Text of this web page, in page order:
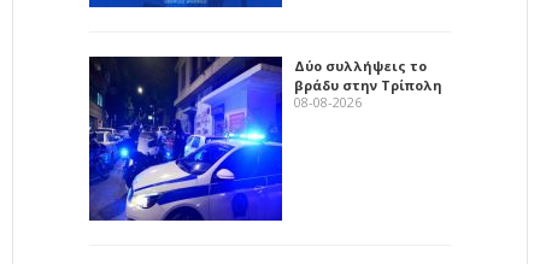
Δύο συλλήψεις το
βράδυ στην Τρίπολη
08-08-2026